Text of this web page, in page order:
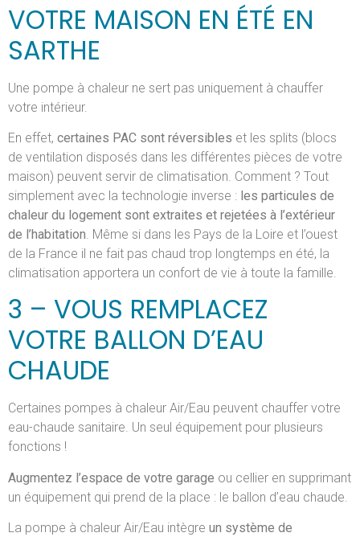
VOTRE MAISON EN ÉTÉ EN
SARTHE
Une pompe à chaleur ne sert pas uniquement à chauffer
votre intérieur.
En effet, certaines PAC sont réversibles et les splits (blocs
de ventilation disposés dans les différentes pièces de votre
maison) peuvent servir de climatisation. Comment ? Tout
simplement avec la technologie inverse : les particules de
chaleur du logement sont extraites et rejetées à l’extérieur
de l’habitation. Même si dans les Pays de la Loire et l’ouest
de la France il ne fait pas chaud trop longtemps en été, la
climatisation apportera un confort de vie à toute la famille.
3 – VOUS REMPLACEZ
VOTRE BALLON D’EAU
CHAUDE
Certaines pompes à chaleur Air/Eau peuvent chauffer votre
eau-chaude sanitaire. Un seul équipement pour plusieurs
fonctions !
Augmentez l’espace de votre garage ou cellier en supprimant
un équipement qui prend de la place : le ballon d’eau chaude.
La pompe à chaleur Air/Eau intègre un système de